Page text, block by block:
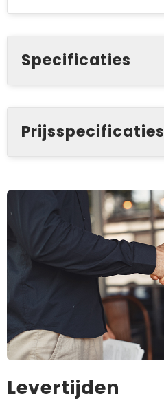
Specificaties
Prijsspecificaties
Levertijden